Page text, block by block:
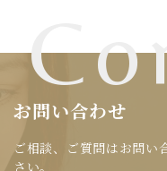
お問い合わせ
ご相談、ご質問はお問い
さい。